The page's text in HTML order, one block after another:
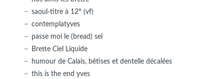
saoul-titre à 12° (vf)
contemplatyves
passe moi le (bread) sel
Brette Ciel Liquide
humour de Calais, bêtises et dentelle décalées
this is the end yves